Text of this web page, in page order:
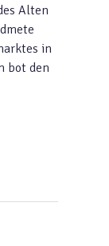
Alten
in
bot den